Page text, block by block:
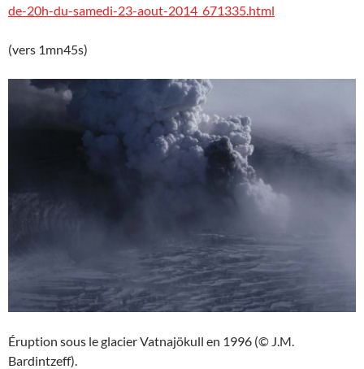
de-20h-du-samedi-23-aout-2014_671335.html
(vers 1mn45s)
Éruption sous le glacier Vatnajökull en 1996 (© J.M.
Bardintzeff).